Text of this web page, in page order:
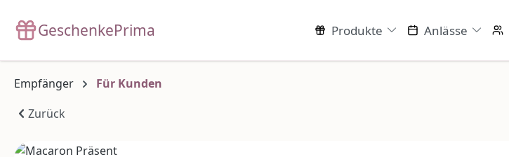
GeschenkePrima Produkte Anlässe
Empfänger
Für Kunden
Zurück
Bildergalerie überspringen